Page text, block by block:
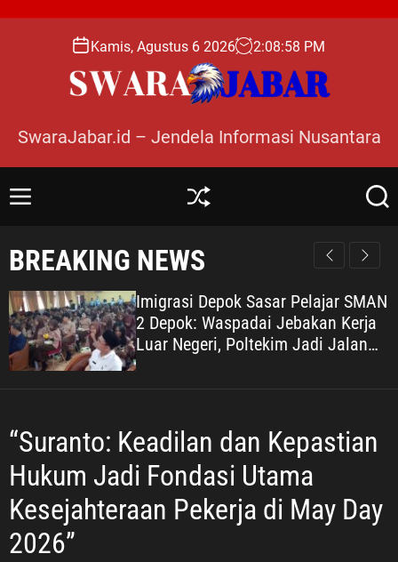
o
Kamis, Agustus 6 2026 2:09:00 PM
SwaraJabar.id – Jendela Informasi Nusantara
M
u
S
ff
e
S
r
h
BREAKING NEWS
Imigrasi Depok Sasar Pelajar SMAN
2 Depok: Waspadai Jebakan Kerja
Luar Negeri, Poltekim Jadi Jalan
“Suranto: Keadilan dan Kepastian
Hukum Jadi Fondasi Utama
Kesejahteraan Pekerja di May Day
2026”